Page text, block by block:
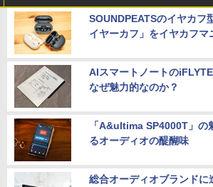
SOUNDPEATSのイヤカフ
イヤーカフ」をイヤカフマ
AIスマートノートの
なぜ魅力的なのか？
「A&ultima SP4000T」の
るオーディオの醍醐味
総合オーディオブランドに